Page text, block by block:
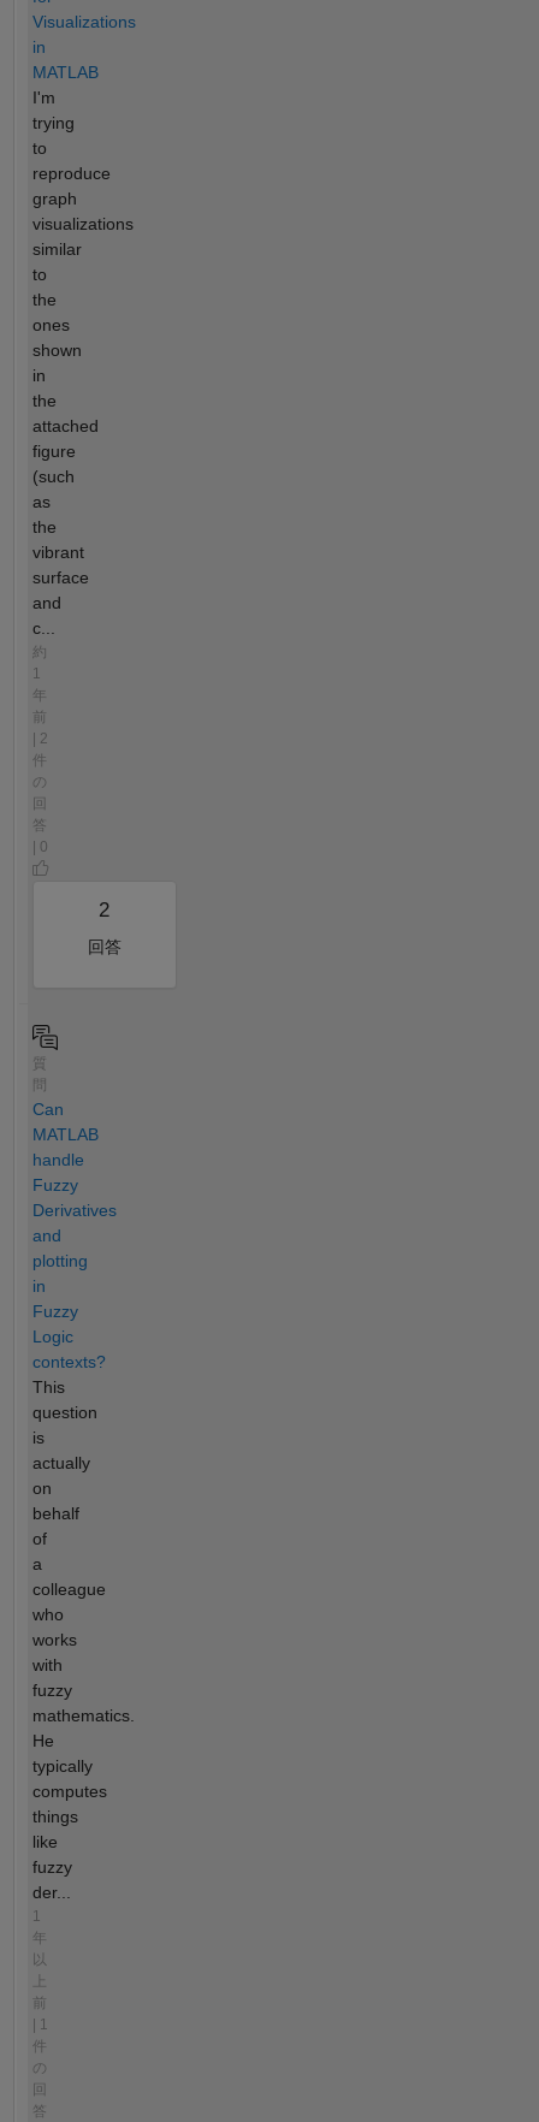
Visualizations
in
MATLAB
I'm
trying
to
reproduce
graph
visualizations
similar
to
the
ones
shown
in
the
attached
figure
(such
as
the
vibrant
surface
and
c...
約
1
年
前
| 2
件
の
回
答
| 0
2
回答
質
Can
MATLAB
handle
Fuzzy
Derivatives
and
plotting
in
Fuzzy
Logic
contexts?
This
question
is
actually
on
behalf
of
a
colleague
who
works
with
fuzzy
mathematics.
He
typically
computes
things
like
fuzzy
der...
1
年
以
前
| 1
件
の
回
答